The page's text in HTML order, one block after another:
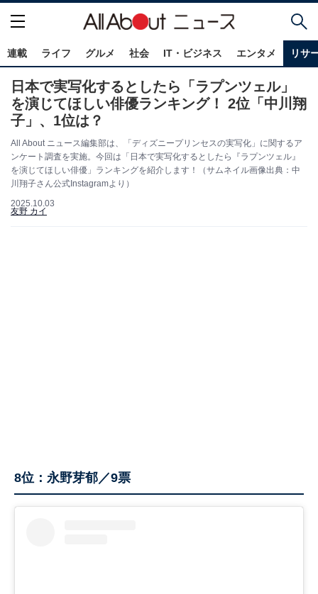
連載 ライフ グルメ 社会 IT・ビジネス エンタメ リサ
日本で実写化するとしたら「ラプンツェル」
を演じてほしい俳優ランキング！ 2位「中川翔
子」、1位は？
All About ニュース編集部は、「ディズニープリンセスの実写化」に関するア
ンケート調査を実施。今回は「日本で実写化するとしたら『ラプンツェル』
を演じてほしい俳優」ランキングを紹介します！（サムネイル画像出典：中
川翔子さん公式Instagramより）
2025.10.03
友野 カイ
8位：永野芽郁／9票